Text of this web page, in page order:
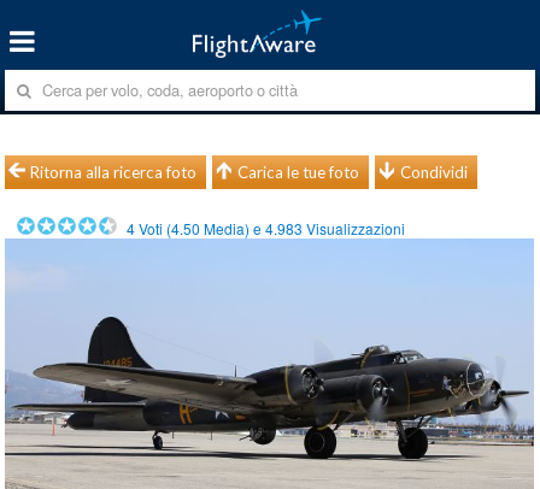
Ritorna alla ricerca foto Carica le tue foto Condividi
4Voti (4.50 Media) e4.983 Visualizzazioni